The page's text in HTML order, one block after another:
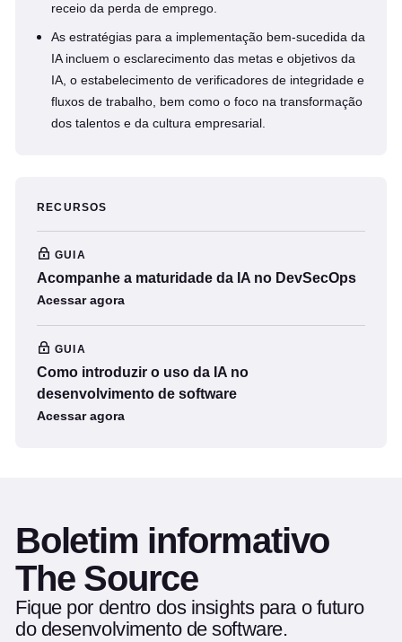
receio da perda de emprego.
As estratégias para a implementação bem-sucedida da
IA incluem o esclarecimento das metas e objetivos da
IA, o estabelecimento de verificadores de integridade e
fluxos de trabalho, bem como o foco na transformação
dos talentos e da cultura empresarial.
RECURSOS
GUIA
Acompanhe a maturidade da IA no DevSecOps
Acessar agora
GUIA
Como introduzir o uso da IA no
desenvolvimento de software
Acessar agora
Boletim informativo
The Source
Fique por dentro dos insights para o futuro
do desenvolvimento de software.